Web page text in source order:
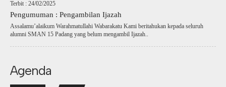
Terbit : 24/02/2025
Pengumuman : Pengambilan Ijazah
Assalamu’alaikum Warahmatullahi Wabarakatu Kami beritahukan kepada seluruh
alumni SMAN 15 Padang yang belum mengambil Ijazah..
Agenda